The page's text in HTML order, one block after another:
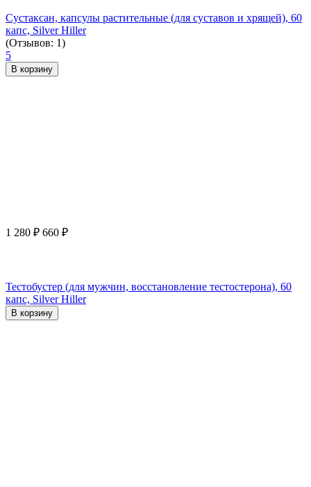
Сустаксан, капсулы растительные (для суставов и хрящей), 60
капс, Silver Hiller
(Отзывов: 1)
5
В корзину
1 280 ₽ 660 ₽
Тестобустер (для мужчин, восстановление тестостерона), 60
капс, Silver Hiller
В корзину